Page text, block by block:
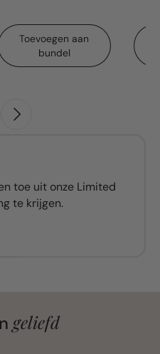
Toevoegen aan
bundel
toe uit onze Limited
te krijgen.
geliefd